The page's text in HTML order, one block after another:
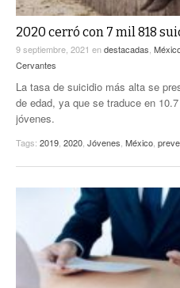
2020 cerró con 7 mil 818
9 septiembre, 2021 endestacadas,
Cervantes
La tasa de suicidio más alta se
de edad, ya que se traduce en
jóvenes.
Tags: 2019, 2020, Jóvenes, México,